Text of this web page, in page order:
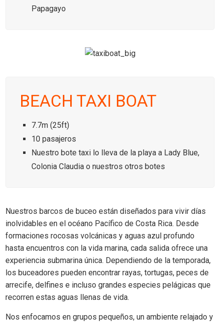
Papagayo
BEACH TAXI BOAT
7.7m (25ft)
10 pasajeros
Nuestro bote taxi lo lleva de la playa a Lady Blue,
Colonia Claudia o nuestros otros botes
Nuestros barcos de buceo están diseñados para vivir días
inolvidables en el océano Pacífico deCosta Rica. Desde
formaciones rocosas volcánicas y aguas azul profundo
hasta encuentros con la vida marina, cada salida ofrece una
experiencia submarina única. Dependiendo de la temporada,
los buceadores pueden encontrar rayas, tortugas, peces de
arrecife, delfines e incluso grandes especies pelágicas que
recorren estas aguas llenas de vida.
Nos enfocamos en grupos pequeños, un ambiente relajado y